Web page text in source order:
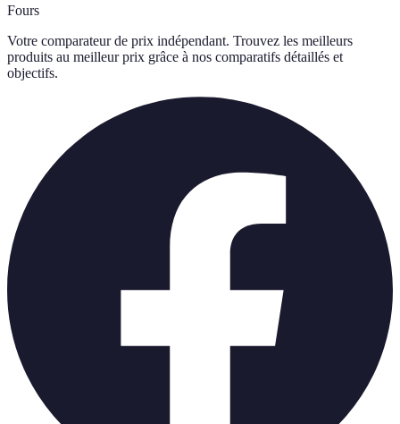
Fours
Votre comparateur de prix indépendant. Trouvez les meilleurs
produits au meilleur prix grâce à nos comparatifs détaillés et
objectifs.